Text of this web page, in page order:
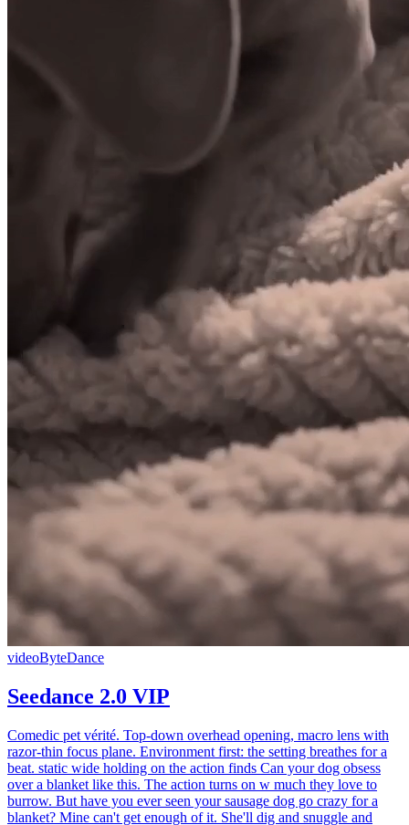
videoByteDance
Seedance 2.0 VIP
Comedic pet vérité. Top-down overhead opening, macro lens with
razor-thin focus plane. Environment first: the setting breathes for a
beat. static wide holding on the action finds Can your dog obsess
over a blanket like this. The action turns on w much they love to
burrow. But have you ever seen your sausage dog go crazy for a
blanket? Mine can't get enough of it. She'll dig and snuggle and